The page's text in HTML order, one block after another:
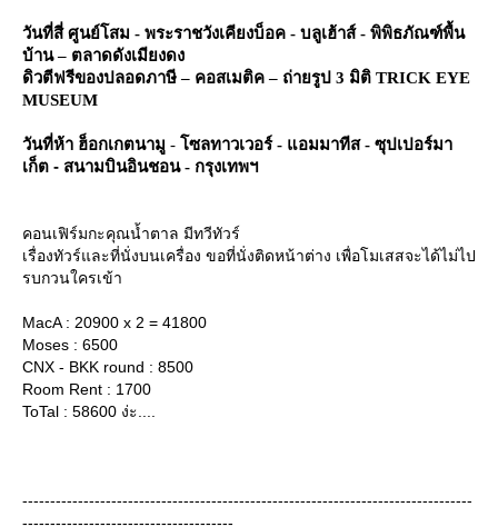
วันที่สี่ ศูนย์โสม - พระราชวังเคียงบ็อค - บลูเฮ้าส์ - พิพิธภัณฑ์พื้น
บ้าน – ตลาดดังเมียงดง
ดิวตีฟรีของปลอดภาษี – คอสเมติค – ถ่ายรูป 3 มิติ TRICK EYE
MUSEUM
วันที่ห้า ฮ็อกเกตนามู - ซลทาวเวอร์ - แอมมาทีส - ซุปเปอร์มา
เก็ต - สนามบินอินชอน - กรุงเทพฯ
คอนเฟิร์มกะคุณน้ำตาล มีทวีทัวร์
เรื่องทัวร์และที่นั่งบนเครื่อง ขอที่นั่งติดหน้าต่าง เพื่อโมเสสจะได้ไม่ไป
รบกวนใครเข้า
MacA : 20900 x 2 = 41800
Moses : 6500
CNX - BKK round : 8500
Room Rent : 1700
ToTal : 58600 ง่ะ....
---------------------------------------------------------------------------------
--------------------------------------